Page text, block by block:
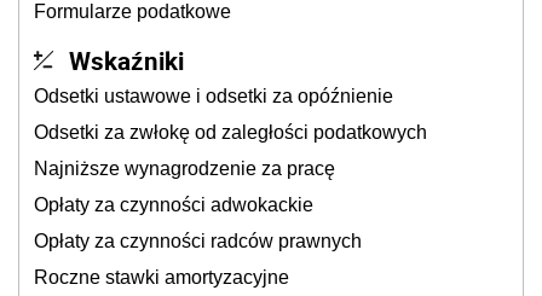
Formularze podatkowe
Wskaźniki
Odsetki ustawowe i odsetki za opóźnienie
Odsetki za zwłokę od zaległości podatkowych
Najniższe wynagrodzenie za pracę
Opłaty za czynności adwokackie
Opłaty za czynności radców prawnych
Roczne stawki amortyzacyjne